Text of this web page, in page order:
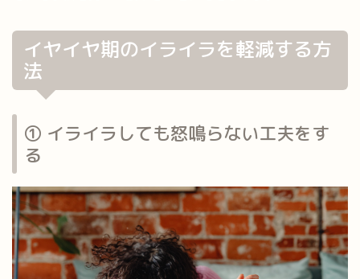
イヤイヤ期のイライラを軽減する方
法
① イライラしても怒鳴らない工夫をす
る